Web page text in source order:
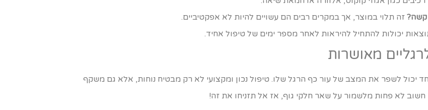
זה תלוי במוצר, אך במקרים רבים הם עשויים להיות לא אפקטיביים.
יכולות להתחיל להיראות לאחר מספר ימים של טיפול אחיד.
מאושרות
יכול לשפר את המצב של עור כף הרגל שלו. טיפול נכון ומקצועי לא רק מבטיח נוחות, אלא גם משקף
לא פחות מלשמור על שאר חלקי גוף, אז אל תזניחו את זה!